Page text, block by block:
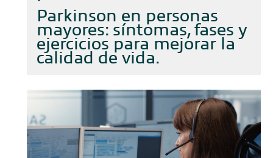
Parkinson en personas
mayores: síntomas, fases y
ejercicios para mejorar la
calidad de vida